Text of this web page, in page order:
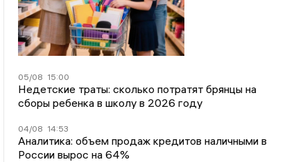
05/08 15:00
Недетские траты: сколько потратят брянцы на
сборы ребенка в школу в 2026 году
04/08 14:53
Аналитика: объем продаж кредитов наличными в
России вырос на 64%